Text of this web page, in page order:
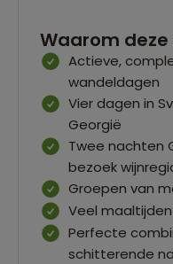
Waarom deze
Actieve,
wandeldagen
Vier dagen in
Georgië
Twee nachten
bezoek
Groepen van
Veel
Perfecte
schitterende